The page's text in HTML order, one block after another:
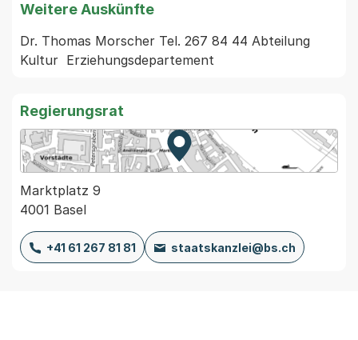
Weitere Auskünfte
Dr. Thomas Morscher Tel. 267 84 44 Abteilung
Regierungsrat
Zur Karte von MapBS.
Externer Link, wird in einem
Marktplatz 9
4001 Basel
+41 61 267 81 81 staatskanzlei@bs.ch